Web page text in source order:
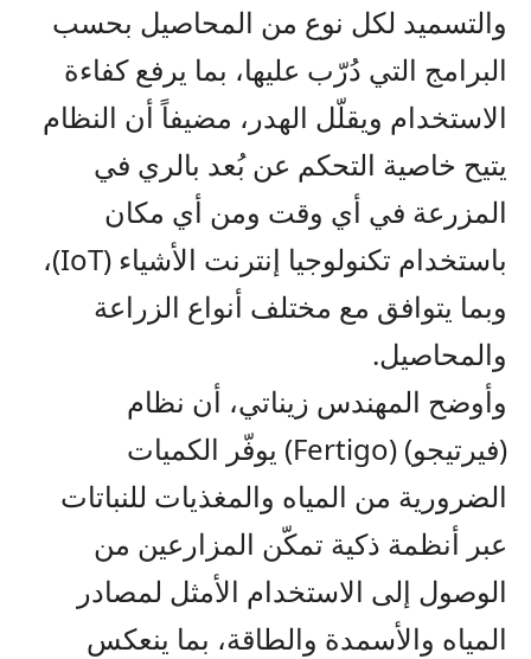
والتسميد لكل نوع من المحاصيل بحسب
البرامج التي دُرّب عليها، بما يرفع كفاءة
الاستخدام ويقلّل الهدر، مضيفاً أن النظام
يتيح خاصية التحكم عن بُعد بالري في
المزرعة في أي وقت ومن أي مكان
باستخدام تكنولوجيا إنترنت الأشياء (IoT)،
وبما يتوافق مع مختلف أنواع الزراعة
والمحاصيل.
وأوضح المهندس زيناتي، أن نظام
(فيرتيجو) (Fertigo) يوفّر الكميات
الضرورية من المياه والمغذيات للنباتات
عبر أنظمة ذكية تمكّن المزارعين من
الوصول إلى الاستخدام الأمثل لمصادر
المياه والأسمدة والطاقة، بما ينعكس